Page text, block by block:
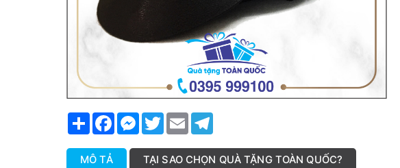
Share FacebookMessenger
TwitterEmail
MÔ TẢ TẠI SAO CHỌN QUÀ TẶNG TOÀN QUỐC?